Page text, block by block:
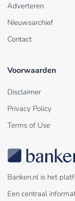
Adverteren
Nieuwsarchief
Contact
Voorwaarden
Disclaimer
Privacy Policy
Terms of Use
Banken.nl is het
Een centraal